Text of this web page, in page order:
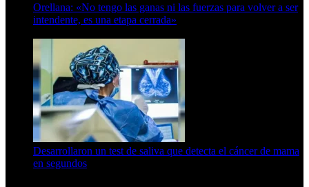
Orellana: «No tengo las ganas ni las fuerzas para volver a ser
intendente, es una etapa cerrada»
Desarrollaron un test de saliva que detecta el cáncer de mama
en segundos